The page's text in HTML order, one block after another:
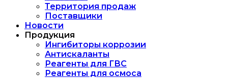
Территория продаж
Поставщики
Новости
Продукция
Ингибиторы коррозии
Антискаланты
Реагенты для ГВС
Реагенты для осмоса